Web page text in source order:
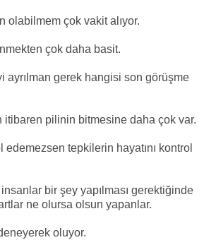
olabilmem çok vakit alıyor.
çok daha basit.
ayrılman gerek hangisi son görüşme
pilinin bitmesine daha çok var.
tepkilerin hayatını kontrol
bir şey yapılması gerektiğinde
ne olursa olsun yapanlar.
oluyor.